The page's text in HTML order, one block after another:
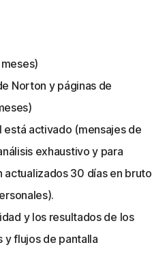
Norton y páginas de
activado (mensajes de
exhaustivo y para
30 días en bruto
y los resultados de los
y flujos de pantalla